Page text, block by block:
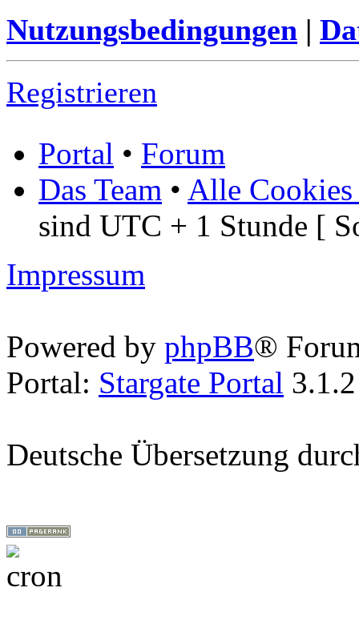
Nutzungsbedingungen |
Registrieren
Portal • Forum
Das Team • Alle Cookies
sind UTC + 1 Stunde [
Impressum
Powered by phpBB®
Portal: Stargate Portal
Deutsche Übersetzung